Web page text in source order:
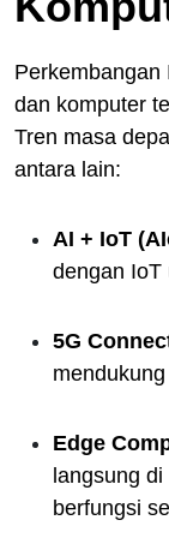
Perkembangan
dan komputer
Tren masa
antara lain:
AI + IoT
dengan IoT
5G
Edge
langsung
berfungsi